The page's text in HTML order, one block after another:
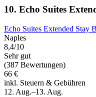
10. Echo Suites
Echo Suites Extended Stay
Naples
8,4/10
Sehr gut
(387 Bewertungen)
66 €
inkl. Steuern & Gebühren
12. Aug.–13. Aug.